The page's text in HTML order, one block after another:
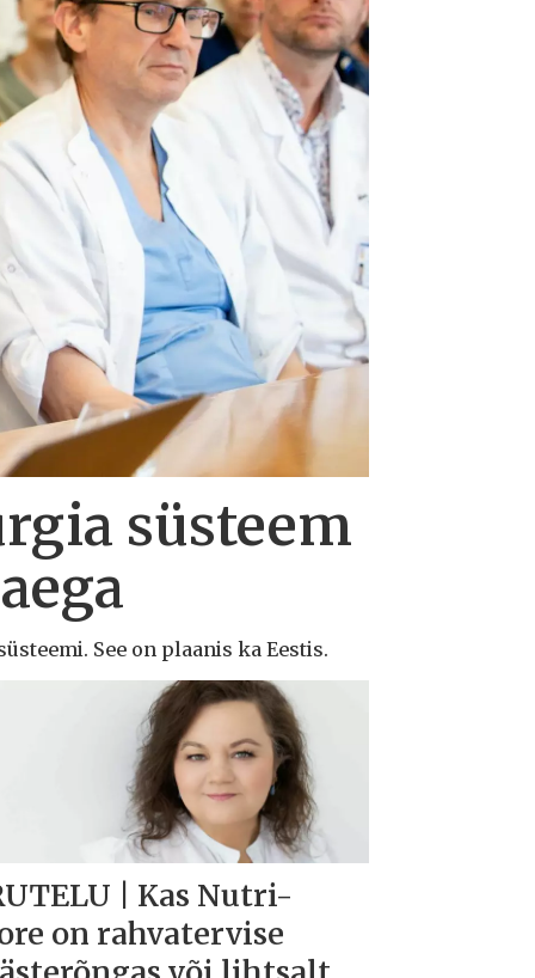
süsteem
See on plaanis ka Eestis.
| Kas Nutri-
on rahvatervise